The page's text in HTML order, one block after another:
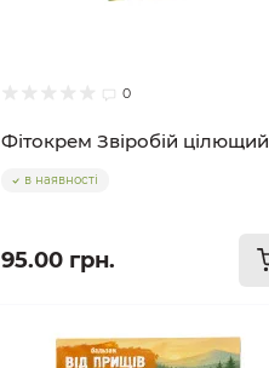
0
Фітокрем Звіробій цілющий
в наявності
95.00 грн.